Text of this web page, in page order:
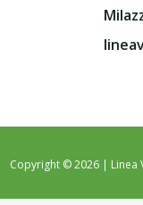
Copyright © 2026 | Linea